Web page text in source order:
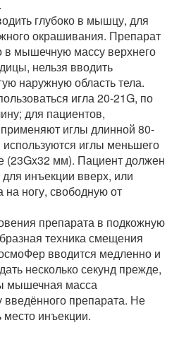
глубоко в мышцу, для
окрашивания. Препарат
в мышечную массу верхнего
нельзя вводить
наружную область тела.
игла 20-21G, по
для пациентов,
иглы длинной 80-
иглы меньшего
(23Gx32 мм). Пациент должен
инъекции вверх, или
на ногу, свободную от
препарата в подкожную
техника смещения
вводится медленно и
несколько секунд прежде,
мышечная масса
введённого препарата. Не
место инъекции.